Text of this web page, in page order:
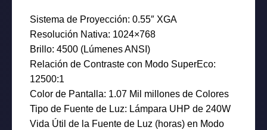
Sistema de Proyección: 0.55″ XGA
Resolución Nativa: 1024×768
Brillo: 4500 (Lúmenes ANSI)
Relación de Contraste con Modo SuperEco:
12500:1
Color de Pantalla: 1.07 Mil millones de Colores
Tipo de Fuente de Luz: Lámpara UHP de 240W
Vida Útil de la Fuente de Luz (horas) en Modo